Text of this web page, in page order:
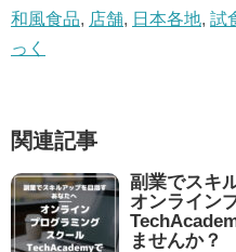
和風食品, 店舗, 日本各地, 試
っく
関連記事
副業でスキ
オンライン
ませんか？